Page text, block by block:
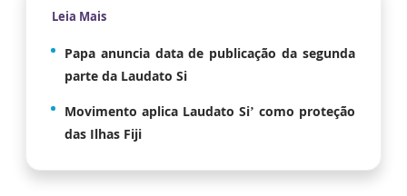
Leia Mais
Papa anuncia data de publicação da segunda
parte da Laudato Si
Movimento aplica Laudato Si’ como proteção
das Ilhas Fiji